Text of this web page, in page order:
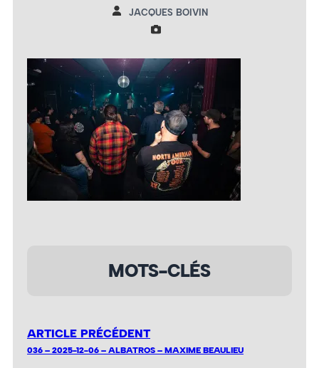
JACQUES BOIVIN
MOTS-CLÉS
ARTICLE PRÉCÉDENT
036 – 2025-12-06 – ALBATROS – MAXIME BEAULIEU